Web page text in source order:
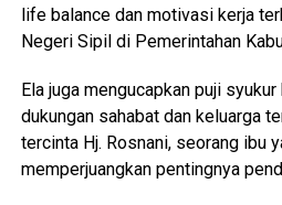
life balance dan motivasi kerja
Negeri Sipil di Pemerintahan
Ela juga mengucapkan puji
dukungan sahabat dan keluarga
tercinta Hj. Rosnani, seorang ibu
memperjuangkan pentingnya